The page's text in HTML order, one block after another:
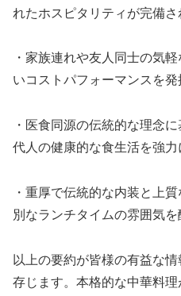
れたホスピタリティが完備さ
・家族連れや友人同士の気
いコストパフォーマンスを発
・医食同源の伝統的な理念
代人の健康的な食生活を強力
・重厚で伝統的な内装と上
別なランチタイムの雰囲気を
以上の要約が皆様の有益な
存じます。本格的な中華料